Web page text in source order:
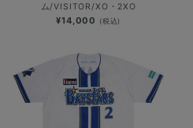
ム/VISITOR/XO・2XO
¥14,000 (税込)